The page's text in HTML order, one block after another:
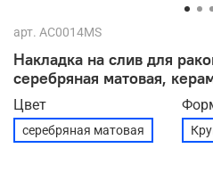
арт. AC0014MS
Накладка на слив для
серебряная матовая,
Цвет
серебряная матовая